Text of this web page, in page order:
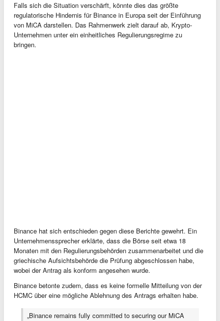
Falls sich die Situation verschärft, könnte dies das größte
regulatorische Hindernis für Binance in Europa seit der Einführung
von MiCA darstellen. Das Rahmenwerk zielt darauf ab, Krypto-
Unternehmen unter ein einheitliches Regulierungsregime zu
bringen.
Binance hat sich entschieden gegen diese Berichte gewehrt. Ein
Unternehmenssprecher erklärte, dass die Börse seit etwa 18
Monaten mit den Regulierungsbehörden zusammenarbeitet und die
griechische Aufsichtsbehörde die Prüfung abgeschlossen habe,
wobei der Antrag als konform angesehen wurde.
Binance betonte zudem, dass es keine formelle Mitteilung von der
HCMC über eine mögliche Ablehnung des Antrags erhalten habe.
„Binance remains fully committed to securing our MiCA